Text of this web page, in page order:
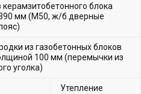
блока
мм (М50, ж/б дверные
из газобетонных блоков
100 мм (перемычки из
уголка)
Утепление